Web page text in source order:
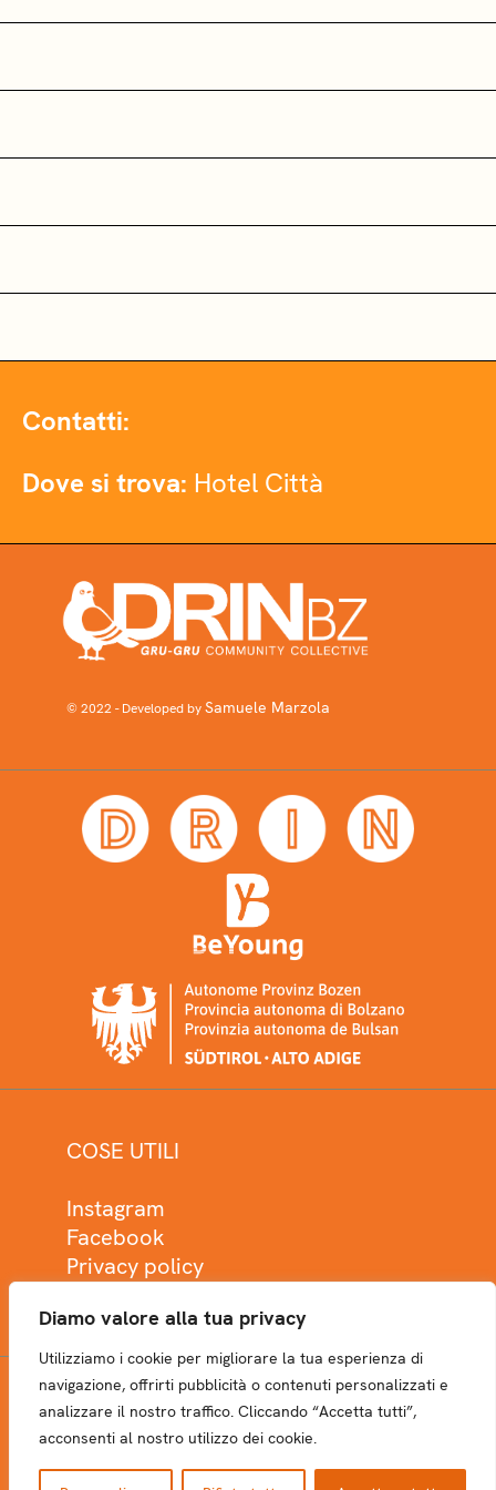
Diamo valore alla tua privacy
Utilizziamo i cookie per migliorare la tua esperienza di
navigazione, offrirti pubblicità o contenuti personalizzati e
analizzare il nostro traffico. Cliccando “Accetta tutti”,
acconsenti al nostro utilizzo dei cookie.
Contatti:
Dove si trova: Hotel Città
© 2022 - Developed bySamuele Marzola
COSE UTILI
Instagram
Facebook
Privacy policy
NEWSLETTER